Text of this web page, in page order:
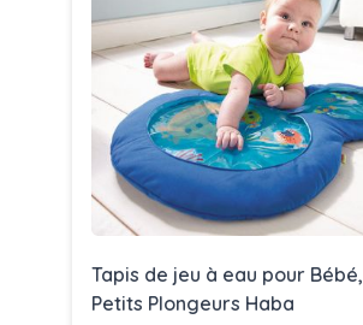
Tapis de jeu à eau pour Bébé,
Petits Plongeurs Haba